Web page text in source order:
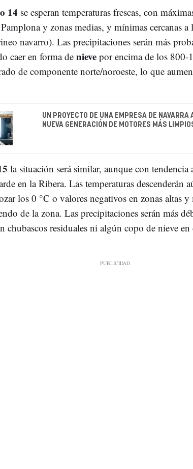
14 se esperan temperaturas frescas, con
y zonas medias, y mínimas cercanas
navarro). Las precipitaciones serán más
caer en forma de nievepor encima de los 800-
de componente norte/noroeste, lo que
UN PROYECTO DE UNA EMPRESA DE NAVARRA
NUEVA GENERACIÓN DE MOTORES MÁS
la situación será similar, aunque con tendencia
en la Ribera. Las temperaturas descenderán
los 0 °C o valores negativos en zonas altas
de la zona. Las precipitaciones serán más
chubascos residuales ni algún copo de nieve en